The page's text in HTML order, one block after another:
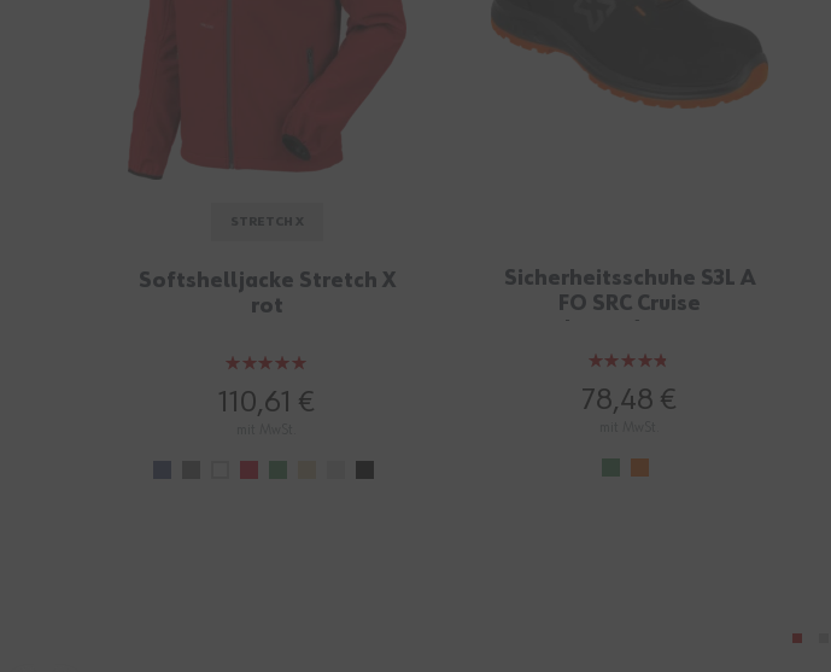
Softshelljacke Stretch X
rot
Bewertung:
100%
110,61 €
Sicherheitsschuhe S3L A
FO SRC Cruise
Bewertung:
95%
78,48 €